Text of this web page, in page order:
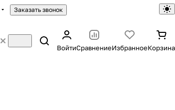
Заказать звонок
ВойтиСравнениеИзбранноеКорзина